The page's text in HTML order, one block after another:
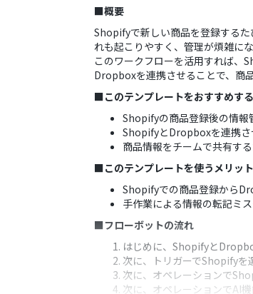
■概要
Shopifyで新しい商品を登録する
れも起こりやすく、管理が煩雑にな
このワークフローを活用すれば、
Dropboxを連携させることで、商
■このテンプレートをおすすめす
Shopifyの商品登録後の情報
ShopifyとDropboxを連携さ
商品情報をチームで共有す
■このテンプレートを使うメリット
Shopifyでの商品登録から
手作業による情報の転記ミ
■フローボットの流れ
はじめに、Shopifyと
次に、トリガーでShopifyを
次に、オペレーションで
次に、オペレーションでAI